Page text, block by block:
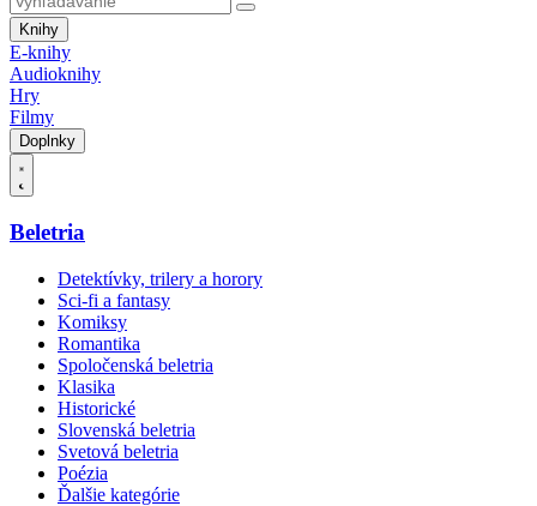
Knihy
E-knihy
Audioknihy
Hry
Filmy
Doplnky
Beletria
Detektívky, trilery a horory
Sci-fi a fantasy
Komiksy
Romantika
Spoločenská beletria
Klasika
Historické
Slovenská beletria
Svetová beletria
Poézia
Ďalšie kategórie